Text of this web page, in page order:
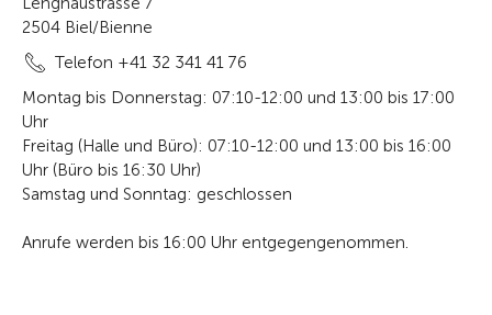
2504 Biel/Bienne
Telefon +41 32 341 41 76
Montag bis Donnerstag: 07:10-12:00 und 13:00 bis 17:00
Uhr
Freitag (Halle und Büro): 07:10-12:00 und 13:00 bis 16:00
Uhr (Büro bis 16:30 Uhr)
Samstag und Sonntag: geschlossen
Anrufe werden bis 16:00 Uhr entgegengenommen.